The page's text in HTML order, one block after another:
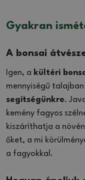
Gyakran
A bonsai
Igen, a kültéri
mennyiségű
segítségünkre.
kemény fagyos
kiszáríthatja a
őket, a mi
a fagyokkal.